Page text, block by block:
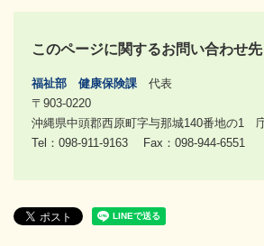
このページに関するお問い合わせ先
福祉部 健康保険課
代表
〒903-0220
沖縄県中頭郡西原町字与那城140番地の1
Tel：098-911-9163
Fax：098-944-6551